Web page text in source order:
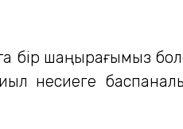
бір шаңырағымыз
несиеге